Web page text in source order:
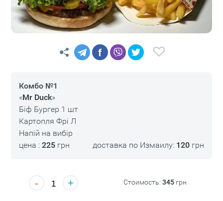
f
Комбо №1
«Mr Duck»
Біф Бургер 1 шт
Картопля Фрі Л
Напій на вибір
цена : 225грн доставка по Измаилу: 120 грн
- + Стоимость:345 грн